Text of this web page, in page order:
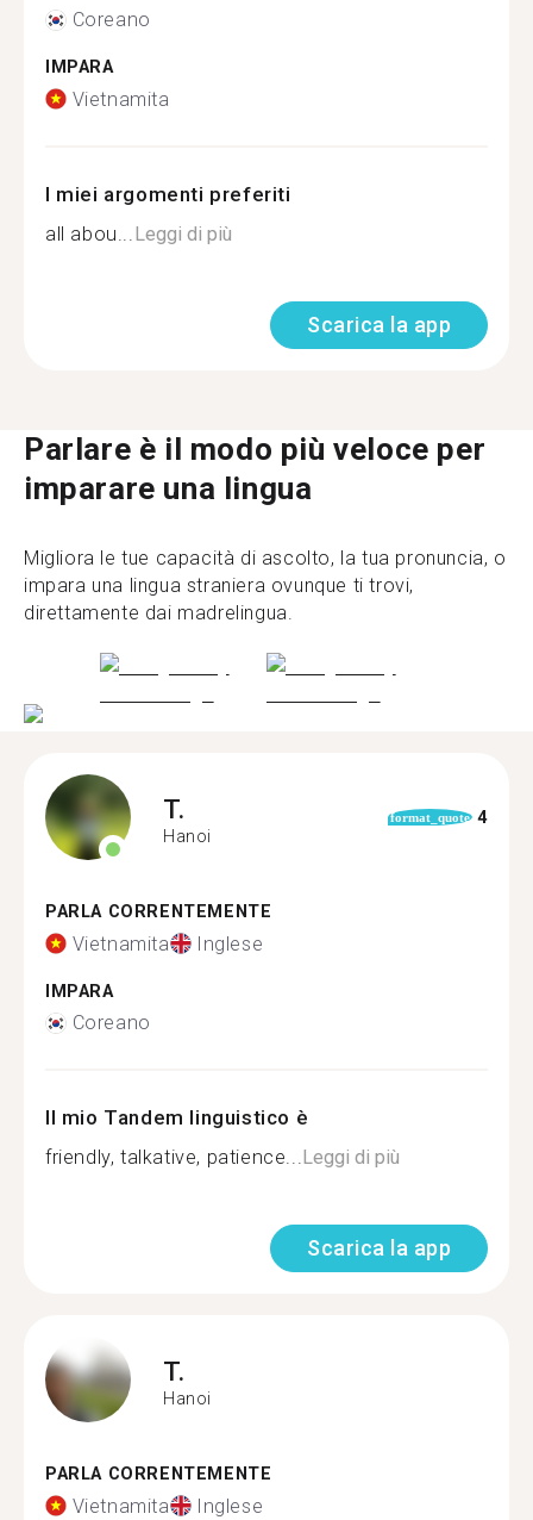
Coreano
IMPARA
Vietnamita
I miei argomenti preferiti
all abou... Leggi di più
Scarica la app
Parlare è il modo più veloce per
imparare una lingua
Migliora le tue capacità di ascolto, la tua pronuncia, o
impara una lingua straniera ovunque ti trovi,
direttamente dai madrelingua.
T.
Hanoi
format_quote 4
PARLA CORRENTEMENTE
Vietnamita Inglese
IMPARA
Coreano
Il mio Tandem linguistico è
friendly, talkative, patience...Leggi di più
Scarica la app
T.
Hanoi
PARLA CORRENTEMENTE
Vietnamita Inglese